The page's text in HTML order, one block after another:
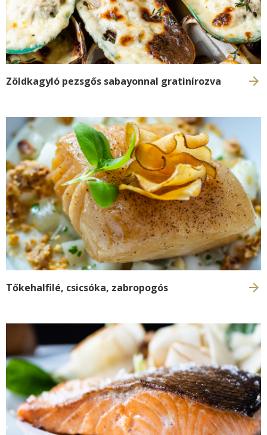
Zöldkagyló pezsgős sabayonnal gratinírozva
Tőkehalfilé, csicsóka, zabropogós